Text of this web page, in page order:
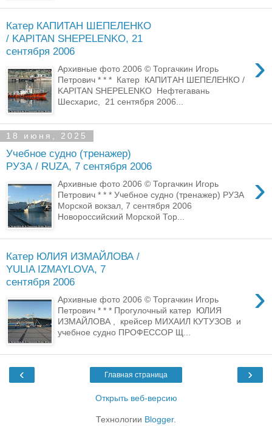
Катер КАПИТАН ШЕПЕЛЕНКО
/ KAPITAN SHEPELENKO, 21
сентября 2006
›
Архивные фото 2006 © Торгачкин Игорь
Петрович * * * Катер КАПИТАН ШЕПЕЛЕНКО /
KAPITAN SHEPELENKO Нефтегавань
Шесхарис, 21 сентября 2006...
18 июня, 2025
Учебное судно (тренажер)
РУЗА / RUZA, 7 сентября 2006
›
Архивные фото 2006 © Торгачкин Игорь
Петрович * * * Учебное судно (тренажер) РУЗА
Морской вокзал, 7 сентября 2006
Новороссийский Морской Тор...
Катер ЮЛИЯ ИЗМАЙЛОВА /
YULIA IZMAYLOVA, 7
сентября 2006
›
Архивные фото 2006 © Торгачкин Игорь
Петрович * * * Прогулочный катер ЮЛИЯ
ИЗМАЙЛОВА , крейсер МИХАИЛ КУТУЗОВ и
учебное судно ПРОФЕССОР Щ...
‹ ›
Главная страница
Открыть веб-версию
Технологии Blogger.